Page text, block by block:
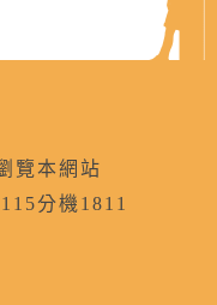
覽本網站
分機1811